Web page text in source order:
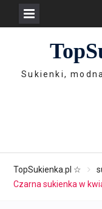
Sukienki,
TopSukienka.pl ☆
Czarna sukienka w